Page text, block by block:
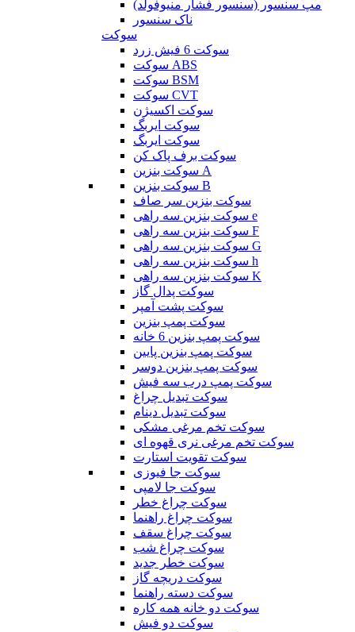
مپ سنسور (سنسور فشار منیوفولد)
ناک سنسور
سوکت
سوکت 6 فیش زرد
سوکت ABS
سوکت BSM
سوکت CVT
سوکت اکسیژن
سوکت ایربگ
سوکت ایربگ
سوکت برف پاک کن
سوکت بنزین A
سوکت بنزین B
سوکت بنزین سر صاف
سوکت بنزین سه راهی e
سوکت بنزین سه راهی F
سوکت بنزین سه راهی G
سوکت بنزین سه راهی h
سوکت بنزین سه راهی K
سوکت پدال گاز
سوکت پشت آمپر
سوکت پمپ بنزین
سوکت پمپ بنزین 6 خانه
سوکت پمپ بنزین پایین
سوکت پمپ بنزین دوسر
سوکت پمپ درب سه فیش
سوکت تبدیل چراغ
سوکت تبدیل دینام
سوکت تخم مرغی مشکی
سوکت تخم مرغی نری قهوه ای
سوکت تقویت استارت
سوکت جا فیوزی
سوکت جا لامپی
سوکت چراغ خطر
سوکت چراغ راهنما
سوکت چراغ سقف
سوکت چراغ شب
سوکت خطر جدید
سوکت دریچه گاز
سوکت دسته راهنما
سوکت دو خانه همه کاره
سوکت دو فیش